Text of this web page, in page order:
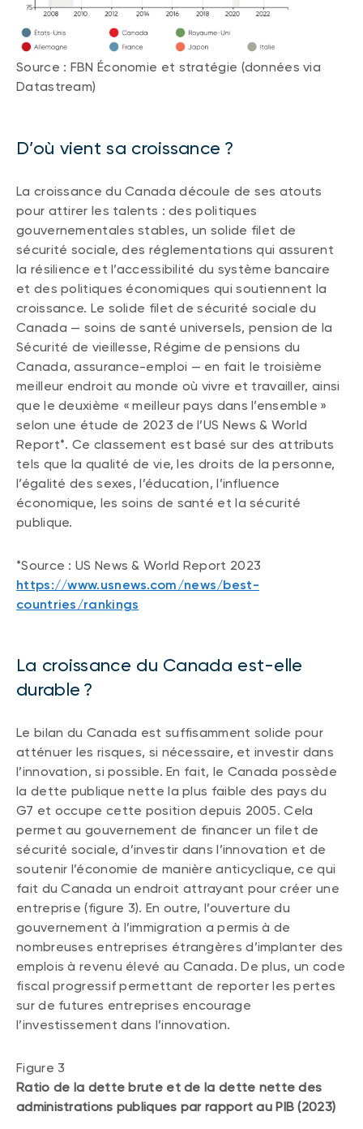
Source : FBN Économie et stratégie (données via
Datastream)
D’où vient sa croissance ?
La croissance du Canada découle de ses atouts
pour attirer les talents : des politiques
gouvernementales stables, un solide filet de
sécurité sociale, des réglementations qui assurent
la résilience et l’accessibilité du système bancaire
et des politiques économiques qui soutiennent la
croissance. Le solide filet de sécurité sociale du
Canada — soins de santé universels, pension de la
Sécurité de vieillesse, Régime de pensions du
Canada, assurance-emploi — en fait le troisième
meilleur endroit au monde où vivre et travailler, ainsi
que le deuxième « meilleur pays dans l’ensemble »
selon une étude de 2023 de l’US News & World
Report*. Ce classement est basé sur des attributs
tels que la qualité de vie, les droits de la personne,
l’égalité des sexes, l’éducation, l’influence
économique, les soins de santé et la sécurité
publique.
*Source : US News & World Report 2023
https://www.usnews.com/news/best-
countries/rankings
La croissance du Canada est-elle
durable ?
Le bilan du Canada est suffisamment solide pour
atténuer les risques, si nécessaire, et investir dans
l’innovation, si possible. En fait, le Canada possède
la dette publique nette la plus faible des pays du
G7 et occupe cette position depuis 2005. Cela
permet au gouvernement de financer un filet de
sécurité sociale, d’investir dans l’innovation et de
soutenir l’économie de manière anticyclique, ce qui
fait du Canada un endroit attrayant pour créer une
entreprise (figure 3). En outre, l’ouverture du
gouvernement à l’immigration a permis à de
nombreuses entreprises étrangères d’implanter des
emplois à revenu élevé au Canada. De plus, un code
fiscal progressif permettant de reporter les pertes
sur de futures entreprises encourage
l’investissement dans l’innovation.
Figure 3
Ratio de la dette brute et de la dette nette des
administrations publiques par rapport au PIB (2023)